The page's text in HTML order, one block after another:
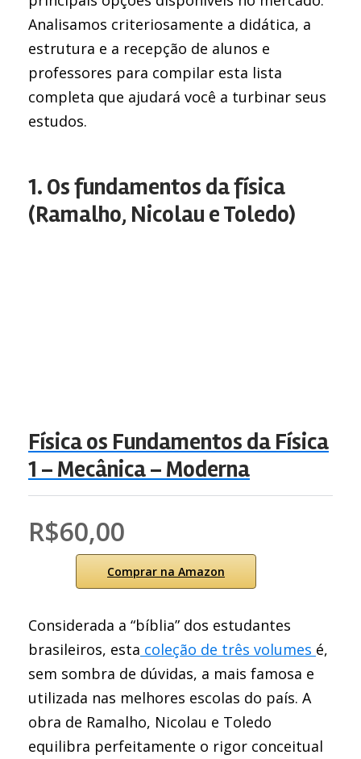
Analisamos criteriosamente a didática, a
estrutura e a recepção de alunos e
professores para compilar esta lista
completa que ajudará você a turbinar seus
estudos.
1. Os fundamentos da física
(Ramalho, Nicolau e Toledo)
Física os Fundamentos da Física
1 – Mecânica – Moderna
R$60,00
Comprar na Amazon
Considerada a “bíblia” dos estudantes
brasileiros, esta coleção de três volumes é,
sem sombra de dúvidas, a mais famosa e
utilizada nas melhores escolas do país. A
obra de Ramalho, Nicolau e Toledo
equilibra perfeitamente o rigor conceitual